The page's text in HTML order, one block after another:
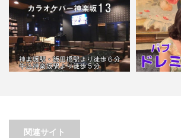
【神楽坂】カラオケバー神楽坂１
関連サイト